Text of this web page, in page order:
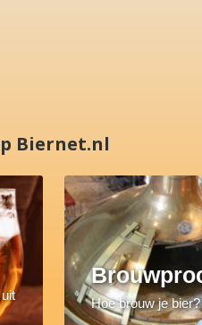
Biernet.nl
Hoe brouw je bier?